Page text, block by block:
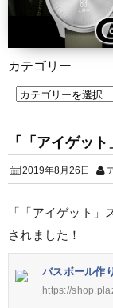
カテゴリー
「「アイゲッ
2019年8月26日
「「アイゲット
されました！
バスボール作
https://